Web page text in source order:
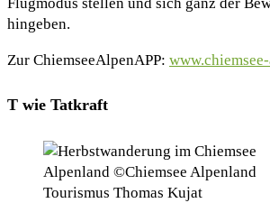
hingeben.
Zur ChiemseeAlpenAPP:
T wie Tatkraft